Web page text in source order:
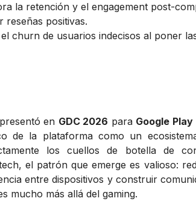
la retención y el engagement post-
reseñas positivas.
churn de usuarios indecisos al poner
presentó en GDC 2026 para Google Play
de la plataforma como un
los cuellos de botella de
el patrón que emerge es valioso:
entre dispositivos y construir
mucho más allá del gaming.